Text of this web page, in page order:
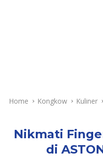
Home Kongkow Kuliner
Nikmati
di